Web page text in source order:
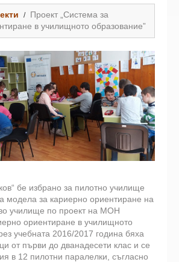
Проект „Система за
в училищното образование”
бе избрано за пилотно училище
модела за кариерно ориентиране на
училище по проект на МОН
ориентиране в училищното
учебната 2016/2017 година бяха
от първи до дванадесети клас и се
в 12 пилотни паралелки, съгласно